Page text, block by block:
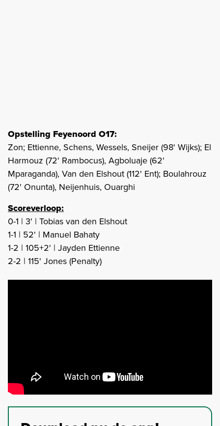
Opstelling Feyenoord O17:
Zon; Ettienne, Schens, Wessels, Sneijer (98' Wijks); El
Harmouz (72' Rambocus), Agboluaje (62'
Mparaganda), Van den Elshout (112' Ent); Boulahrouz
(72' Onunta), Neijenhuis, Ouarghi
Scoreverloop:
0-1 | 3' | Tobias van den Elshout
1-1 | 52' | Manuel Bahaty
1-2 | 105+2' | Jayden Ettienne
2-2 | 115' Jones (Penalty)